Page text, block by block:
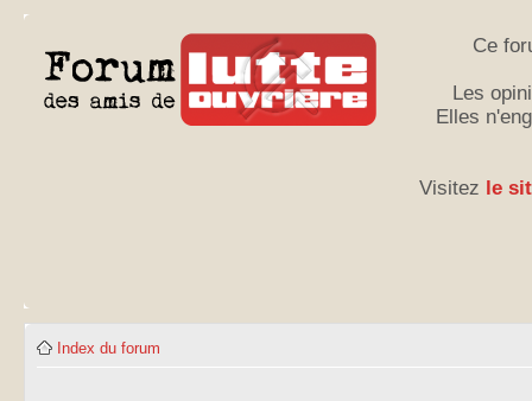
Ce
Les
Elles
Visitez le
Index du forum